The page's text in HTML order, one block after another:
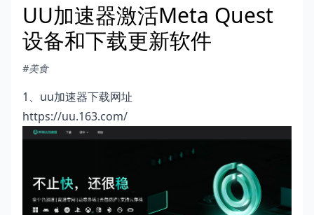
UU加速器激活Meta Quest
设备和下载更新软件
#美食
1、uu加速器下载网址
https://uu.163.com/